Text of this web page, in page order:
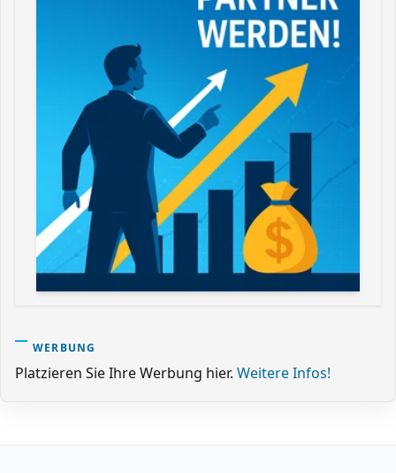
WERBUNG
Platzieren Sie Ihre Werbung hier. Weitere Infos!